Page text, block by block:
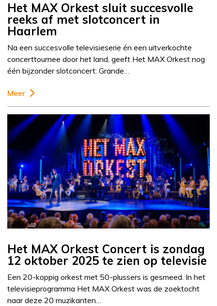
Het MAX Orkest sluit succesvolle
reeks af met slotconcert in
Haarlem
Na een succesvolle televisieserie én een uitverkochte
concerttournee door het land, geeft Het MAX Orkest nog
één bijzonder slotconcert: Grande…
Meer
Het MAX Orkest Concert is zondag
12 oktober 2025 te zien op televisie
Een 20-koppig orkest met 50-plussers is gesmeed. In het
televisieprogramma Het MAX Orkest was de zoektocht
naar deze 20 muzikanten…